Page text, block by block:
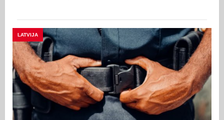
LATVIJA